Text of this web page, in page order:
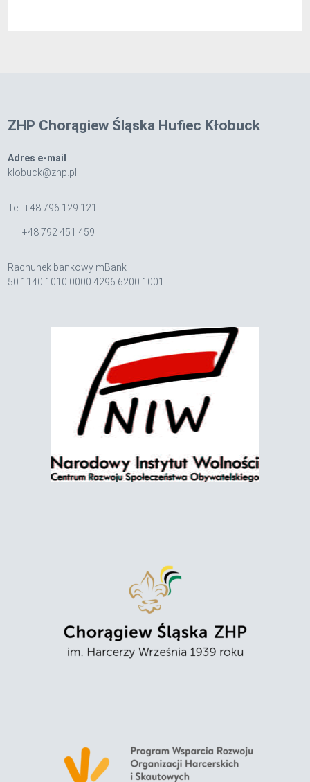
ZHP Chorągiew Śląska Hufiec Kłobuck
Adres e-mail
klobuck@zhp.pl
Tel. +48 796 129 121
+48 792 451 459
Rachunek bankowy mBank
50 1140 1010 0000 4296 6200 1001